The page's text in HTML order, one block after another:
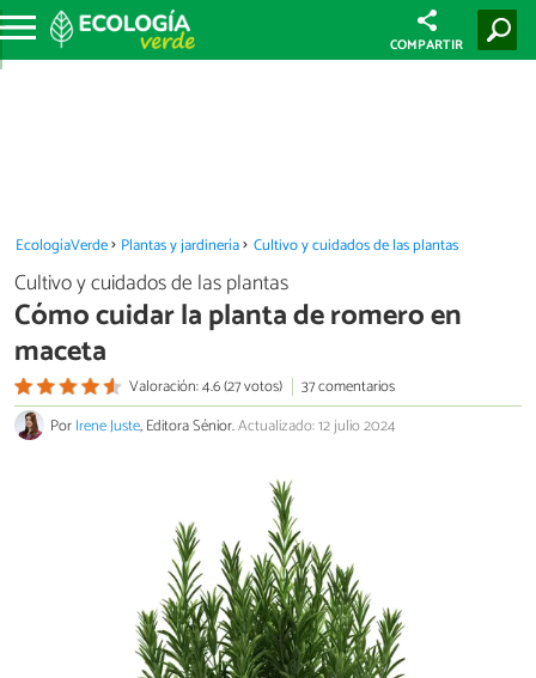
COMPARTIR
EcologíaVerde Plantas y jardinería Cultivo y cuidados de las plantas
Cultivo y cuidados de las plantas
Cómo cuidar la planta de romero en
maceta
Valoración: 4.6 (27 votos)
37 comentarios
PorIrene Juste, Editora Sénior.Actualizado: 12 julio 2024